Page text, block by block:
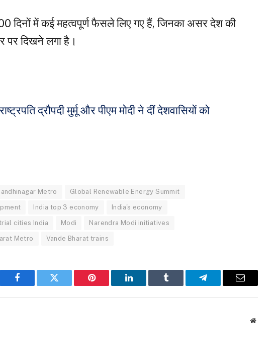
दिनों में कई महत्वपूर्ण फैसले लिए गए हैं, जिनका असर देश की
पर दिखने लगा है।
द्रौपदी मुर्मू और पीएम मोदी ने दीं देशवासियों को
Metro Global Renewable Energy Summit
India top 3 economy India's economy
cities India Modi Narendra Modi initiatives
Metro Vande Bharat trains
Facebook Twitter Pinterest LinkedIn Tumblr Telegram Email
Website